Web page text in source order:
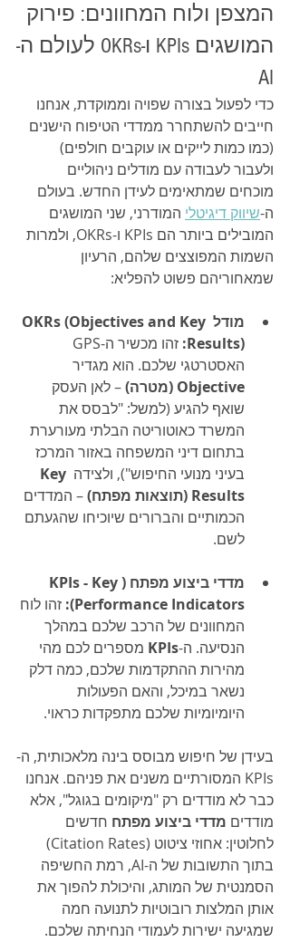
המצפן ולוח המחוונים: פירוק
המושגים KPIs ו-OKRs לעולם ה-
AI
כדי לפעול בצורה שפויה וממוקדת, אנחנו
חייבים להשתחרר ממדדי הטיפוח הישנים
(כמו כמות לייקים או עוקבים חולפים)
ולעבור לעבודה עם מודלים ניהוליים
מוכחים שמתאימים לעידן החדש. בעולם
ה-שיווק דיגיטלי המודרני, שני המושגים
המובילים ביותר הם KPIs ו-OKRs, ולמרות
השמות המפוצצים שלהם, הרעיון
שמאחוריהם פשוט להפליא:
מודל OKRs (Objectives and Key
Results):
האסטרטגי שלכם. הוא מגדיר
Objective (מטרה)
– לאן העסק
שואף להגיע (למשל: "לבסס את
המשרד כאוטוריטה הבלתי מעורערת
בתחום דיני המשפחה באזור המרכז
בעיני מנועי החיפוש"), ולצידה Key
Results (תוצאות מפתח)
– המדדים
הכמותיים והברורים שיוכיחו שהגעתם
לשם.
מדדי ביצוע מפתח (KPIs - Key
Performance Indicators):
זהו לוח
המחוונים של הרכב שלכם במהלך
הנסיעה. ה-KPIs מספרים לכם מהי
מהירות ההתקדמות שלכם, כמה דלק
נשאר במיכל, והאם הפעולות
היומיומיות שלכם מתפקדות כראוי.
בעידן של חיפוש מבוסס בינה מלאכותית, ה-
KPIs המסורתיים משנים את פניהם. אנחנו
כבר לא מודדים רק "מיקומים בגוגל", אלא
מודדים מדדי ביצוע מפתח חדשים
לחלוטין: אחוזי ציטוט (Citation Rates)
בתוך התשובות של ה-AI, רמת החשיפה
הסמנטית של המותג, והיכולת להפוך את
אותן המלצות רובוטיות לתנועה חמה
שמגיעה ישירות לעמודי הנחיתה שלכם.